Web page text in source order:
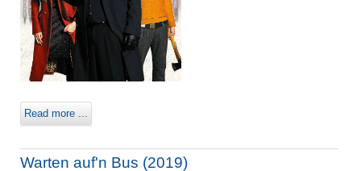
Read more ...
Warten auf'n Bus (2019)